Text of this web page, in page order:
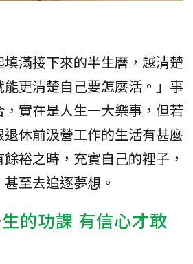
滿接下來的半生曆，越清楚
能更清楚自己要怎麼活。」事
實在是人生一大樂事，但若
休前汲營工作的生活有甚麼
裕之時，充實自己的裡子，
至去追逐夢想。
的功課 有信心才敢